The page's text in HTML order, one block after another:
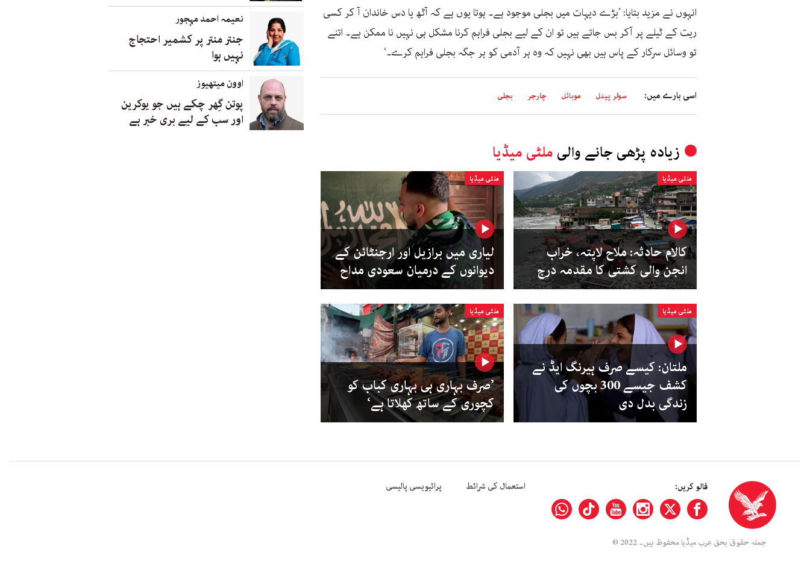
انہوں نے مزید بتایا: ’بڑے دیہات میں بجلی موجود ہے۔ ہوتا یوں ہے کہ آٹھ یا دس خاندان آ کر کسی
ریت کے ٹیلے پر آکر بس جاتے ہیں تو ان کے لیے بجلی فراہم کرنا مشکل ہی نہیں نا ممکن ہے۔ اتنے
تو وسائل سرکار کے پاس ہیں بھی نہیں کہ وہ ہر آدمی کو ہر جگہ بجلی فراہم کرے۔‘
اسی بارے میں: سولر پینل موبائل چارجر بجلی
زیادہ پڑھی جانے والی ملٹی میڈیا
ملٹی میڈیا
کالام حادثہ: ملاح لاپتہ، خراب
انجن والی کشتی کا مقدمہ درج
ملٹی میڈیا
لیاری میں برازیل اور ارجنٹائن کے
دیوانوں کے درمیان سعودی مداح
ملٹی میڈیا
ملتان: کیسے صرف ہیرنگ ایڈ نے
کشف جیسے 300 بچوں کی
زندگی بدل دی
ملٹی میڈیا
’صرف بہاری ہی بہاری کباب کو
کچوری کے ساتھ کھلاتا ہے‘
نعیمہ احمد مہجور
جنتر منتر پر کشمیر احتجاج
نہیں ہوا
اوون میتھیوز
پوتن گِھر چکے ہیں جو یوکرین
اور سب کے لیے بری خبر ہے
فالو کریں: استعمال کی شرائط پرائیویسی پالیسی
جملہ حقوق بحق عرب میڈیا محفوظ ہیں۔ 2022 ©